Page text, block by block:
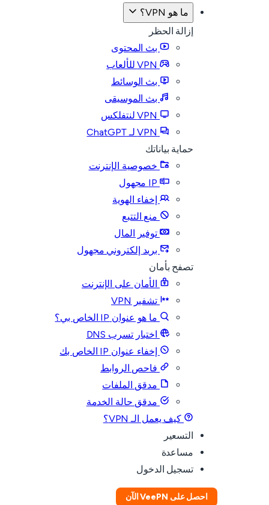
ما هو VPN؟
إزالة الحظر
بث المحتوى
VPN للألعاب
بث الوسائط
بث الموسيقى
VPN لنتفلكس
VPN لـ ChatGPT
حماية بياناتك
خصوصية الإنترنت
IP مجهول
إخفاء الهوية
منع التتبع
توفير المال
بريد إلكتروني مجهول
تصفح بأمان
الأمان على الإنترنت
تشفير VPN
ما هو عنوان IP الخاص بي؟
اختبار تسرب DNS
إخفاء عنوان IP الخاص بك
فاحص الروابط
مدقق الملفات
مدقق حالة الخدمة
كيف يعمل الـ VPN؟
التسعير
مساعدة
تسجيل الدخول
احصل على VeePN الآن